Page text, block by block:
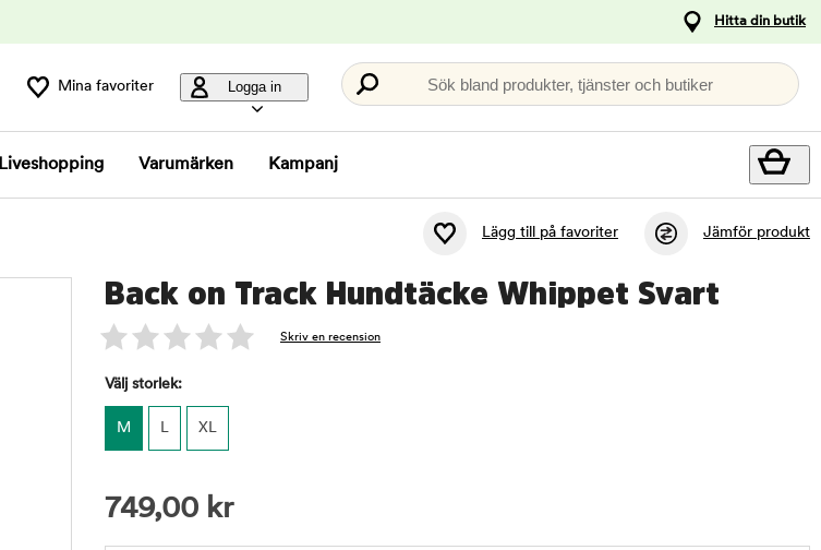
Hitta din butik
Mina favoriter Logga in Sök bland produkter, tjänster och butiker
Liveshopping Varumärken Kampanj
Lägg till på favoriter Jämför produkt
Back on Track Hundtäcke Whippet Svart
Skriv en recension
Välj storlek:
M L XL
749,00 kr